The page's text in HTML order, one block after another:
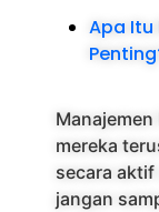
Apa Itu
mereka
secara
jangan